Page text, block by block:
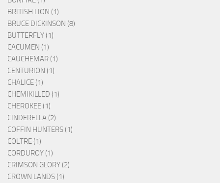
BRITISH LION (1)
BRUCE DICKINSON (8)
BUTTERFLY (1)
CACUMEN (1)
CAUCHEMAR (1)
CENTURION (1)
CHALICE (1)
CHEMIKILLED (1)
CHEROKEE (1)
CINDERELLA (2)
COFFIN HUNTERS (1)
COLTRE (1)
CORDUROY (1)
CRIMSON GLORY (2)
CROWN LANDS (1)